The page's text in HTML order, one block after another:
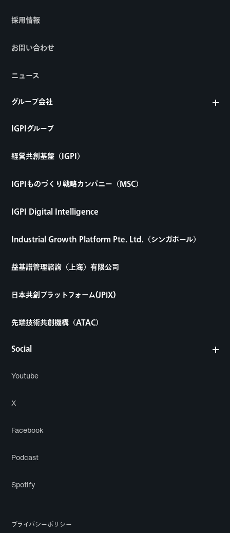
Social
Youtube
X
Facebook
Podcast
Spotify
採用情報
お問い合わせ
ニュース
グループ会社
IGPIグループ
経営共創基盤（IGPI）
IGPIものづくり戦略カンパニー（MSC）
IGPI Digital Intelligence
Industrial Growth Platform Pte. Ltd.（シンガポール）
益基譜管理諮詢（上海）有限公司
日本共創プラットフォーム(JPiX)
先端技術共創機構（ATAC）
プライバシーポリシー